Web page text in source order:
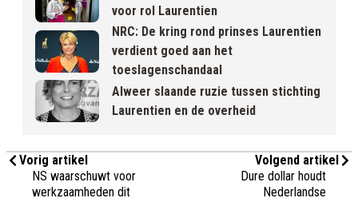
voor rol Laurentien
NRC: De kring rond prinses Laurentien
verdient goed aan het
toeslagenschandaal
Alweer slaande ruzie tussen stichting
Laurentien en de overheid
Vorig artikel
NS waarschuwt voor
werkzaamheden dit
Volgend artikel
Dure dollar houdt
Nederlandse